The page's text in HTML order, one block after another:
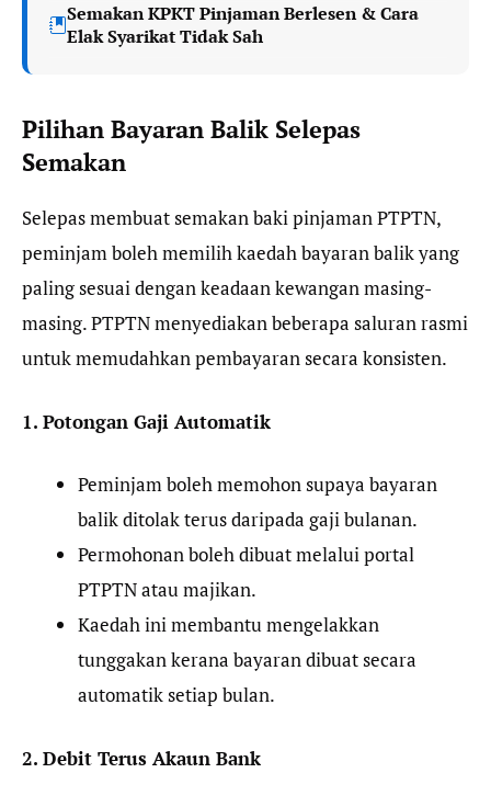
Semakan KPKT Pinjaman Berlesen & Cara
Elak Syarikat Tidak Sah
Pilihan Bayaran Balik Selepas
Semakan
Selepas membuat semakan baki pinjaman PTPTN,
peminjam boleh memilih kaedah bayaran balik yang
paling sesuai dengan keadaan kewangan masing-
masing. PTPTN menyediakan beberapa saluran rasmi
untuk memudahkan pembayaran secara konsisten.
1. Potongan Gaji Automatik
Peminjam boleh memohon supaya bayaran
balik ditolak terus daripada gaji bulanan.
Permohonan boleh dibuat melalui portal
PTPTN atau majikan.
Kaedah ini membantu mengelakkan
tunggakan kerana bayaran dibuat secara
automatik setiap bulan.
2. Debit Terus Akaun Bank